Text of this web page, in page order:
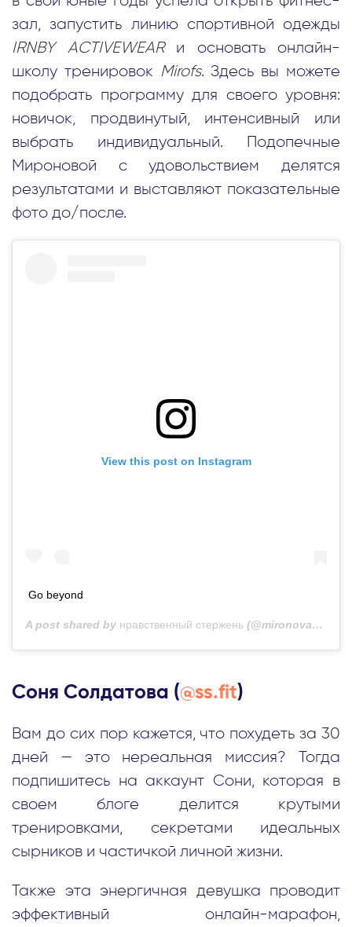
зал, запустить линию спортивной одежды
IRNBY ACTIVEWEARи основать онлайн-
школу тренировок Mirofs. Здесь вы можете
подобрать программу для своего уровня:
новичок, продвинутый, интенсивный или
выбрать индивидуальный. Подопечные
Мироновой с удовольствием делятся
результатами и выставляют показательные
фото до/после.
View this post on Instagram
Go beyond
A post shared by нравственный стержень (@mironovanastasiia) on
Соня Солдатова (@ss.fit)
Вам до сих пор кажется, что похудеть за 30
дней — это нереальная миссия? Тогда
подпишитесь на аккаунт Сони, которая в
своем блоге делится крутыми
тренировками, секретами идеальных
сырников и частичкой личной жизни.
Также эта энергичная девушка проводит
эффективный онлайн-марафон,